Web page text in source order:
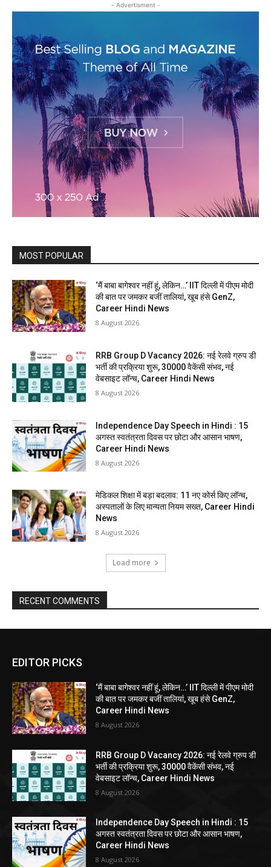
- Advertisment -
MOST POPULAR
‘मैं बाबा बागेश्वर नहीं हूं, लेकिन…’ IIT दिल्ली में पीएम मोदी
की बात पर जमकर बजीं तालियां, खूब हंसे GenZ,
Career Hindi News
8 August 2026
RRB Group D Vacancy 2026: नई रेलवे ग्रुप डी
भर्ती की प्रक्रिया शुरू, 30000 वैकेंसी संभव, नई
वेबसाइट लॉन्च, Career Hindi News
8 August 2026
Independence Day Speech in Hindi : 15
अगस्त स्वतंत्रता दिवस पर छोटा और आसान भाषण,
Career Hindi News
8 August 2026
मेडिकल शिक्षा में बड़ा बदलाव: 11 नए कोर्स किए लॉन्च,
अस्पतालों के लिए मान्यता नियम सख्त, Career Hindi
News
8 August 2026
Load more
RECENT COMMENTS
EDITOR PICKS
‘मैं बाबा बागेश्वर नहीं हूं, लेकिन…’ IIT दिल्ली में पीएम मोदी
की बात पर जमकर बजीं तालियां, खूब हंसे GenZ,
Career Hindi News
8 August 2026
RRB Group D Vacancy 2026: नई रेलवे ग्रुप डी
भर्ती की प्रक्रिया शुरू, 30000 वैकेंसी संभव, नई
वेबसाइट लॉन्च, Career Hindi News
8 August 2026
Independence Day Speech in Hindi : 15
अगस्त स्वतंत्रता दिवस पर छोटा और आसान भाषण,
Career Hindi News
8 August 2026